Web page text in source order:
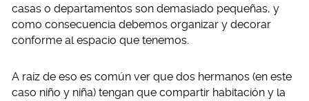
casas o departamentos son demasiado pequeñas, y
como consecuencia debemos organizar y decorar
conforme al espacio que tenemos.
A raíz de eso es común ver que dos hermanos (en este
caso niño y niña) tengan que compartir habitación y la